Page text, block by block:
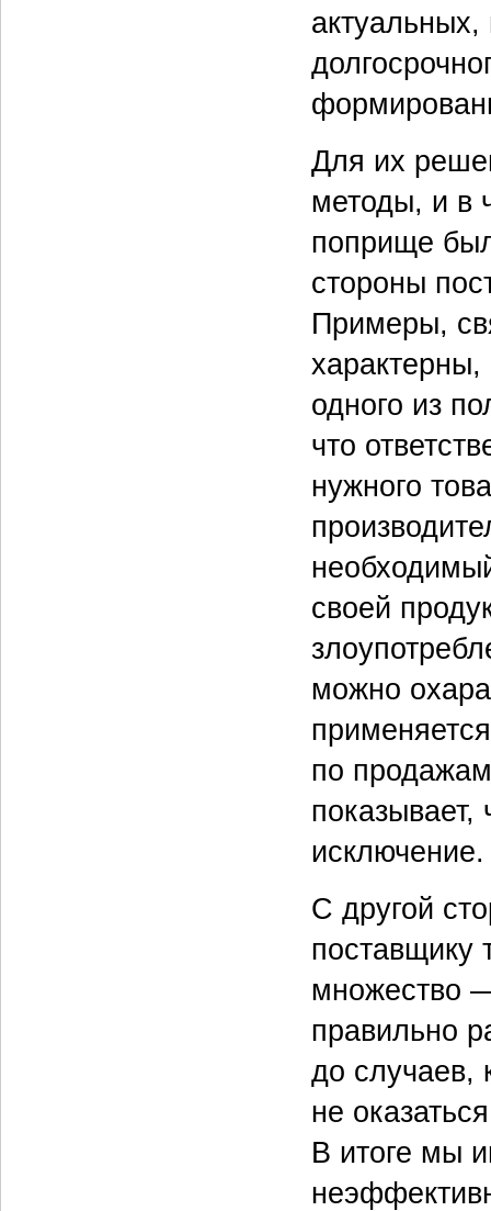
Для их
методы, и в
поприще
стороны
Примеры,
одного из
что
нужного
своей
можно
по
исключение.
С другой
поставщику
множество
правильно
до случаев,
не
В итоге мы